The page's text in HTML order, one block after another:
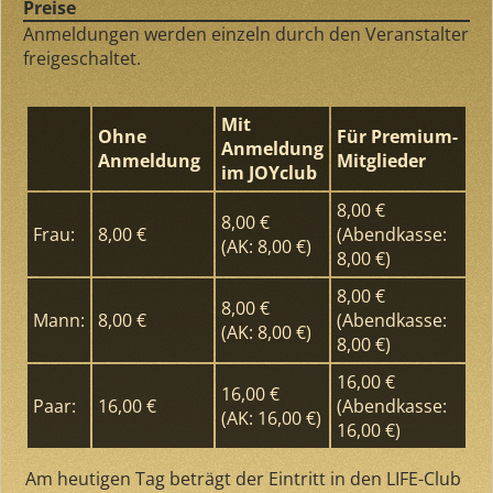
Preise
Anmeldungen werden einzeln durch den Veranstalter
freigeschaltet.
Ohne
Anmeldung
Mit
Anmeldung
im JOYclub
Für Premium-
Mitglieder
Frau: 8,00 €
8,00 €
(AK: 8,00 €)
8,00 €
(Abendkasse:
8,00 €)
Mann: 8,00 €
8,00 €
(AK: 8,00 €)
8,00 €
(Abendkasse:
8,00 €)
Paar: 16,00 €
16,00 €
(AK: 16,00 €)
16,00 €
(Abendkasse:
16,00 €)
Am heutigen Tag beträgt der Eintritt in den LIFE-Club